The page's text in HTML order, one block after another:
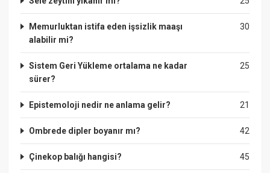
30
Memurluktan istifa eden işsizlik maaşı
alabilir mi?
25
Sistem Geri Yükleme ortalama ne kadar
sürer?
21
Epistemoloji nedir ne anlama gelir?
42
Ombrede dipler boyanır mı?
45
Çinekop balığı hangisi?